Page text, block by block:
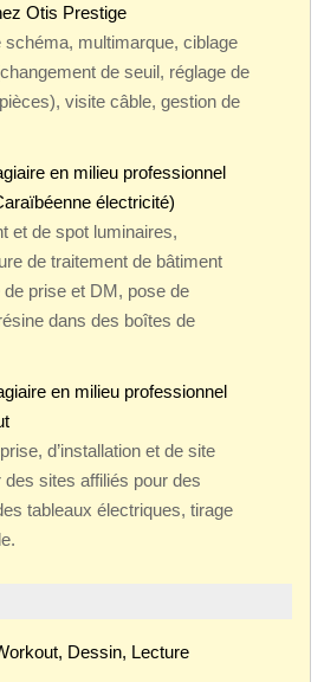
Otis Prestige
schéma, multimarque, ciblage
de seuil, réglage de
visite câble, gestion de
en milieu professionnel
électricité)
et de spot luminaires,
de traitement de bâtiment
prise et DM, pose de
dans des boîtes de
en milieu professionnel
d’installation et de site
sites affiliés pour des
tableaux électriques, tirage
Dessin, Lecture